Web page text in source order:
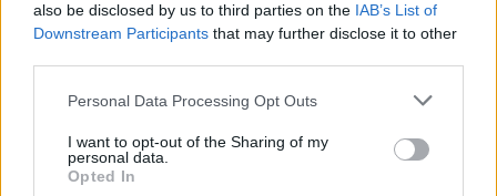
also be disclosed by us to third parties on the IAB’s List of
Downstream Participants that may further disclose it to other
Please note that this website/app uses one or more Google
not limited to your visit or usage behaviour. You may click to
grant or deny consent to Google and its third-party tags to
use your data for below specified purposes in below Google
Personal Data Processing Opt Outs
I want to opt-out of the Sharing of my
personal data.
Opted In
A Népszava 16 állandó bizottságból 15-öt
„lógnak” a bizottsági ülésekről. Négy lehetőség
állhat fent: egy politikus megjelenik a bizottsági
ülésen vagy egyáltalán nincs jelen, a harmadik,